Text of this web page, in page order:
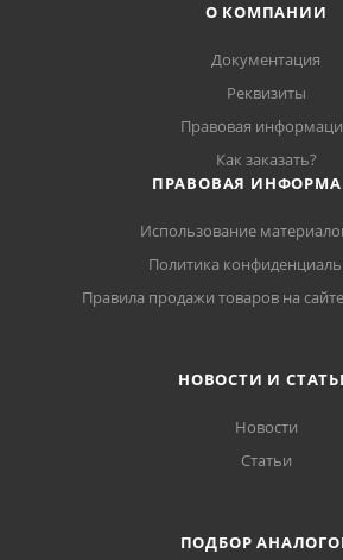
О КОМПАНИИ
Документация
Реквизиты
Правовая
Как заказать?
ПРАВОВАЯ
Использование
Политика
Правила продажи товаров на
НОВОСТИ И
Новости
Статьи
ПОДБОР